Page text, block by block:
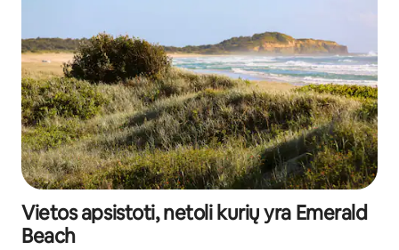
Vietos apsistoti, netoli kurių yra Emerald
Beach